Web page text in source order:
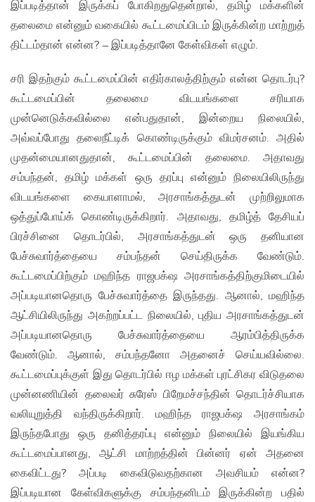
இப்படித்தான் இருக்கப் போகிறதுதென்றால், தமிழ் மக்களின்
தலைமை என்னும் வகையில் கூட்டமைப்பிடம் இருக்கின்ற மாற்றுத்
திட்டம்தான் என்ன? – இப்படித்தானே கேள்விகள் எழும்.
சரி இதற்கும் கூட்டமைப்பின் எதிர்காலத்திற்கும் என்ன தொடர்பு?
கூட்டமைப்பின் தலைமை விடயங்களை சரியாக
முன்னெடுக்கவில்லை என்பதுதான், இன்றைய நிலையில்,
அவ்வப்போது தலைநீட்டிக் கொண்டிருக்கும் விமர்சனம். அதில்
முதன்மையானதுதான், கூட்டமைப்பின் தலைமை. அதாவது
சம்பந்தன், தமிழ் மக்கள் ஒரு தரப்பு என்னும் நிலையிலிருந்து
விடயங்களை கையாளாமல், அரசாங்கத்துடன் முற்றிலுமாக
ஒத்துப்போய்க் கொண்டிருக்கிறார். அதாவது, தமிழ்த் தேசியப்
பிரச்சினை தொடர்பில், அரசாங்கத்துடன் ஒரு தனியான
பேச்சுவார்த்தையை சம்பந்தன் செய்திருக்க வேண்டும்.
கூட்டமைப்பிற்கும் மஹிந்த ராஜபக்‌ஷ அரசாங்கத்திற்குமிடையில்
அப்படியானதொரு பேச்சுவார்த்தை இருந்தது. ஆனால், மஹிந்த
ஆட்சியிலிருந்து அகற்றப்பட்ட நிலையில், புதிய அரசாங்கத்துடன்
அப்படியானதொரு பேச்சுவார்த்தையை ஆரம்பித்திருக்க
வேண்டும். ஆனால், சம்பந்தனோ அதனைச் செய்யவில்லை.
கூட்டமைப்புக்குள் இது தொடர்பில் ஈழ மக்கள் புரட்சிகர விடுதலை
முன்னணியின் தலைவர் சுரேஸ் பிறேமச்சந்தின் தொடர்ச்சியாக
வலியுறுத்தி வந்திருக்கிறார். மஹிந்த ராஜபக்‌ஷ அரசாங்கம்
இருந்தபோது ஒரு தனித்தரப்பு என்னும் நிலையில் இயங்கிய
கூட்டமைப்பானது, ஆட்சி மாற்றத்தின் பின்னர் ஏன் அதனை
கைவிட்டது? அப்படி கைவிடுவதற்கான அவசியம் என்ன?
இப்படியான கேள்விகளுக்கு சம்பந்தனிடம் இருக்கின்ற பதில்